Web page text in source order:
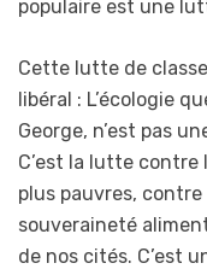
populaire est une
Cette lutte de
libéral : L’écologie
George, n’est pas
C’est la lutte contre
plus pauvres,
souveraineté
de nos cités. C’est